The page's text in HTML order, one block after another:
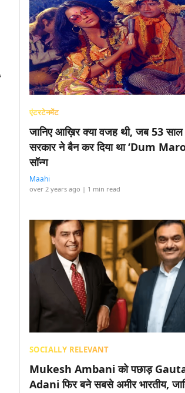
एंटरटेनमेंट
जानिए आख़िर क्या वजह थी, जब 53
सरकार ने बैन कर दिया था ‘Dum
सॉन्ग
Maahi
over 2 years ago | 1 min read
SOCIALLY RELEVANT
Mukesh Ambani को पछाड़
Adani फिर बने सबसे अमीर भारतीय,